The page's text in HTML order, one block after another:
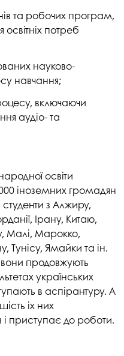
та робочих програм,
потреб
науково-
навчання;
включаючи
аудіо- та
освіти
іноземних громадян
студенти з Алжиру,
Ірану, Китаю,
Малі, Марокко,
Тунісу, Ямайки та ін.
продовжують
українських
в аспірантуру. А
іх них
і приступає до роботи.